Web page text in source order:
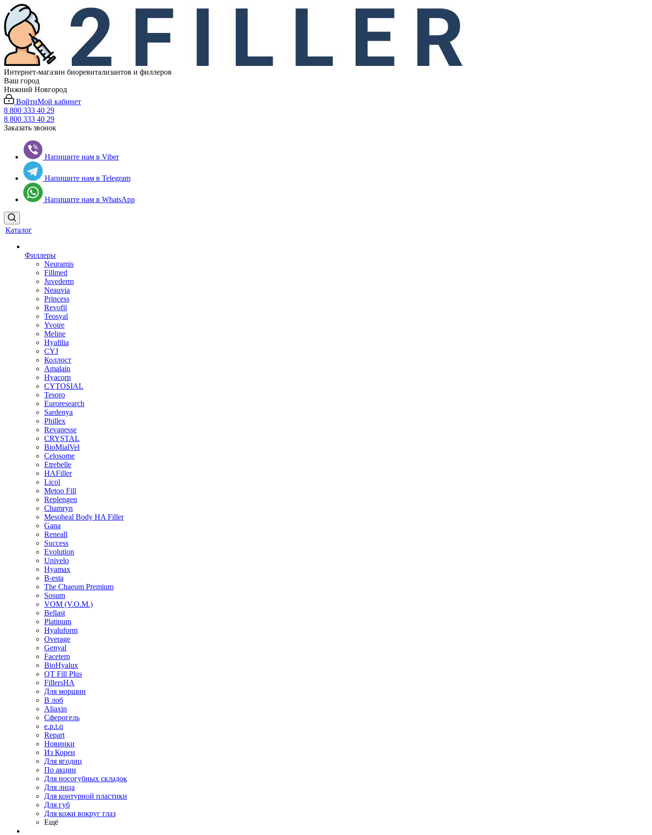
Интернет-магазин биоревитализантов и филлеров
Ваш город
Нижний Новгород
ВойтиМой кабинет
8 800 333 40 29
8 800 333 40 29
Заказать звонок
Напишите нам в Viber
Напишите нам в Telegram
Напишите нам в WhatsApp
Каталог
Филлеры
Neuramis
Fillmed
Juvederm
Neauvia
Princess
Revofil
Teosyal
Yvoire
Meline
Hyafilia
CYJ
Коллост
Amalain
Hyacorp
CYTOSIAL
Tesoro
Euroresearch
Sardenya
Phillex
Revanesse
CRYSTAL
BioMialVel
Celosome
Etrebelle
HAFiller
Licol
Metoo Fill
Replengen
Chamryn
Mesoheal Body HA Filler
Gana
Reneall
Success
Evolution
Univelo
Hyamax
B-esta
The Chaeum Premium
Sosum
VOM (V.O.M.)
Bellast
Platinum
Hyaluform
Overage
Genyal
Facetem
BioHyalux
QT Fill Plus
FillersHA
Для морщин
В лоб
Aliaxin
Сферогель
e.p.t.q
Repart
Новинки
Из Кореи
Для ягодиц
По акции
Для носогубных складок
Для лица
Для контурной пластики
Для губ
Для кожи вокруг глаз
Ещё